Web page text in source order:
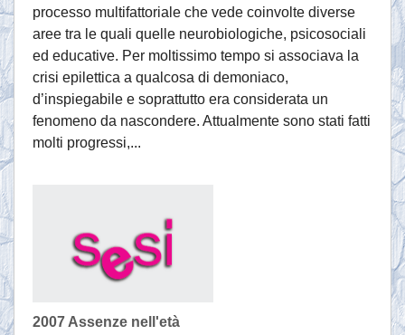
processo multifattoriale che vede coinvolte diverse
aree tra le quali quelle neurobiologiche, psicosociali
ed educative. Per moltissimo tempo si associava la
crisi epilettica a qualcosa di demoniaco,
d’inspiegabile e soprattutto era considerata un
fenomeno da nascondere. Attualmente sono stati fatti
molti progressi,...
2007 Assenze nell'età